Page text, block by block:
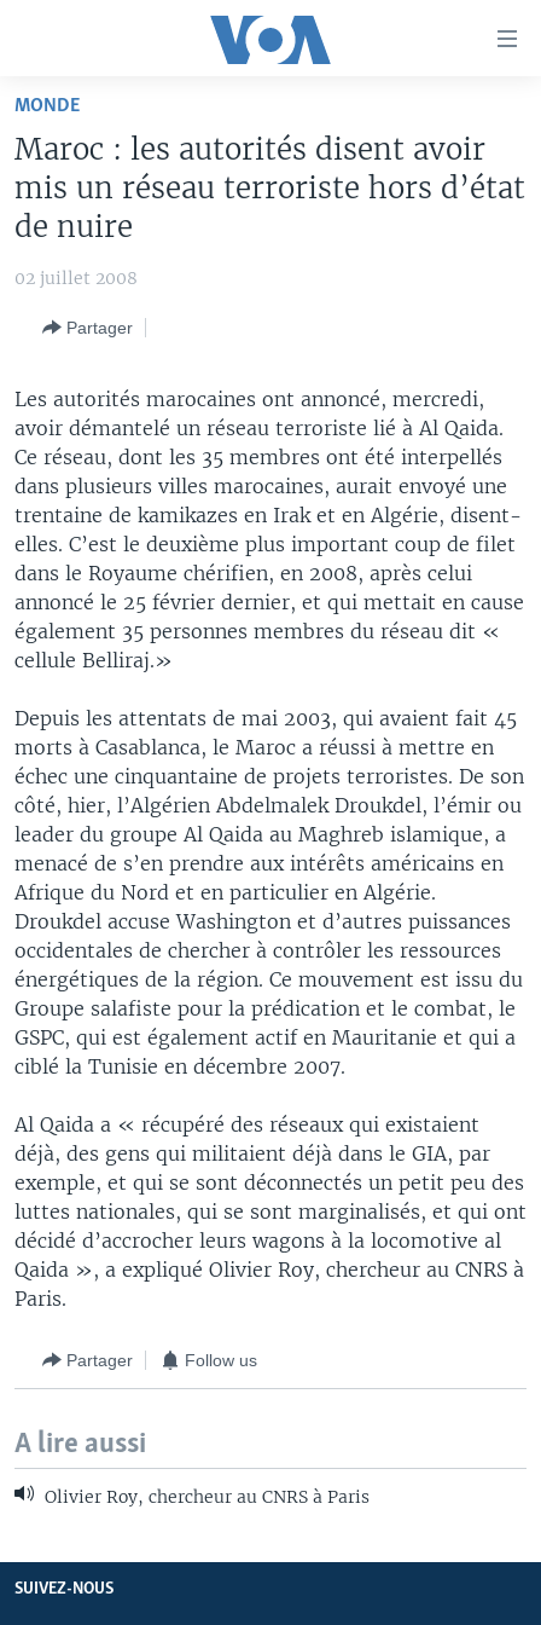
Retour
navigation
principale
Retour
ÉTATS-UNIS
LE MONDE AUJOURD'HUI
FOCUS SAHEL
REPORTAGES
VOUS + NOUS
CARNET DE SANTÉ
RADIO
LE MONDE AU FÉMININ
L'AMÉRIQUE ET VOUS
DIALOGUE DES RELIGIONS
RM SHOW
LINGALA
SANGO
Apprenez L'anglais
SUIVEZ-NOUS
Langues
MONDE
Maroc : les autorités disent avoir
mis un réseau terroriste hors d’état
de nuire
02 juillet 2008
Partager
Les autorités marocaines ont annoncé, mercredi,
avoir démantelé un réseau terroriste lié à Al Qaida.
Ce réseau, dont les 35 membres ont été interpellés
dans plusieurs villes marocaines, aurait envoyé une
trentaine de kamikazes en Irak et en Algérie, disent-
elles. C’est le deuxième plus important coup de filet
dans le Royaume chérifien, en 2008, après celui
annoncé le 25 février dernier, et qui mettait en cause
également 35 personnes membres du réseau dit «
cellule Belliraj.»
Depuis les attentats de mai 2003, qui avaient fait 45
morts à Casablanca, le Maroc a réussi à mettre en
échec une cinquantaine de projets terroristes. De son
côté, hier, l’Algérien Abdelmalek Droukdel, l’émir ou
leader du groupe Al Qaida au Maghreb islamique, a
menacé de s’en prendre aux intérêts américains en
Afrique du Nord et en particulier en Algérie.
Droukdel accuse Washington et d’autres puissances
occidentales de chercher à contrôler les ressources
énergétiques de la région. Ce mouvement est issu du
Groupe salafiste pour la prédication et le combat, le
GSPC, qui est également actif en Mauritanie et qui a
ciblé la Tunisie en décembre 2007.
Al Qaida a « récupéré des réseaux qui existaient
déjà, des gens qui militaient déjà dans le GIA, par
exemple, et qui se sont déconnectés un petit peu des
luttes nationales, qui se sont marginalisés, et qui ont
décidé d’accrocher leurs wagons à la locomotive al
Qaida », a expliqué Olivier Roy, chercheur au CNRS à
Paris.
Partager Follow us
A lire aussi
Olivier Roy, chercheur au CNRS à Paris
SUIVEZ-NOUS